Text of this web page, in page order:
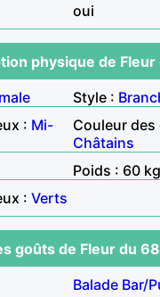
oui
physique de Fleur
Style :
: Mi-
Couleur des
Châtains
Poids : 60 kg
: Verts
goûts de Fleur du 68
Balade Bar/